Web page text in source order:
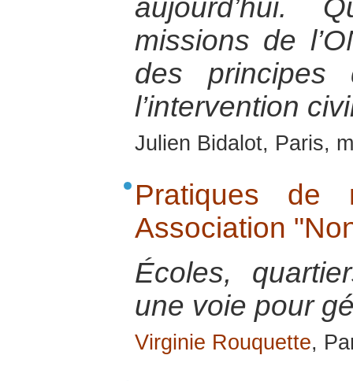
aujourd’hui.
missions de
des principes
l’intervention
Julien Bidalot, Paris,
Pratiques de
Association
Écoles,
une voie pour
Virginie Rouquette,